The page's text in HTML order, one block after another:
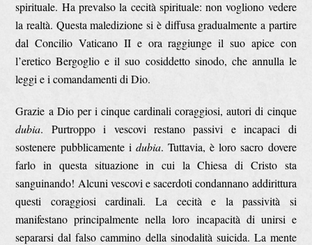
spirituale. Ha prevalso la cecità spirituale: non vogliono vedere
la realtà. Questa maledizione si è diffusa gradualmente a partire
dal Concilio Vaticano II e ora raggiunge il suo apice con
l’eretico Bergoglio e il suo cosiddetto sinodo, che annulla le
leggi e i comandamenti di Dio.
Grazie a Dio per i cinque cardinali coraggiosi, autori di cinque
dubia. Purtroppo i vescovi restano passivi e incapaci di
sostenere pubblicamente i dubia. Tuttavia, è loro sacro dovere
farlo in questa situazione in cui la Chiesa di Cristo sta
sanguinando! Alcuni vescovi e sacerdoti condannano addirittura
questi coraggiosi cardinali. La cecità e la passività si
manifestano principalmente nella loro incapacità di unirsi e
separarsi dal falso cammino della sinodalità suicida. La mente